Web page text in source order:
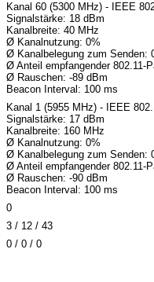
Kanal 60 (5300 MHz) - IEEE
Signalstärke: 18 dBm
Kanalbreite: 40 MHz
Ø Kanalnutzung: 0%
Ø Kanalbelegung zum Senden:
Ø Anteil empfangender 802.11-
Ø Rauschen: -89 dBm
Beacon Interval: 100 ms
Kanal 1 (5955 MHz) - IEEE
Signalstärke: 17 dBm
Kanalbreite: 160 MHz
Ø Kanalnutzung: 0%
Ø Kanalbelegung zum Senden:
Ø Anteil empfangender 802.11-
Ø Rauschen: -90 dBm
Beacon Interval: 100 ms
0
3 / 12 / 43
0 / 0 / 0